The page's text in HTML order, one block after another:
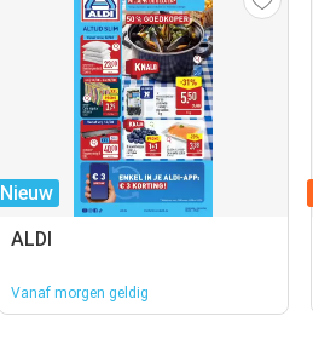
Nieuw
ALDI
Vanaf morgen geldig